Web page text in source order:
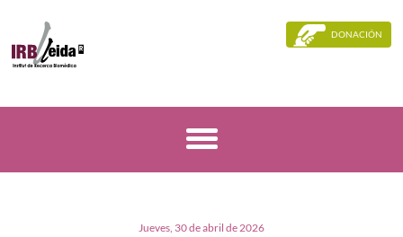
DONACIÓN
Jueves, 30 de abril de 2026